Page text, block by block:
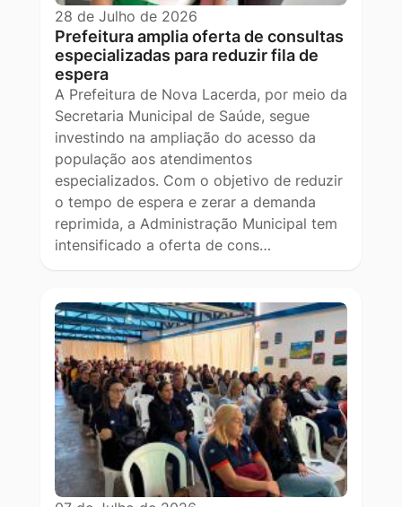
28 de Julho de 2026
Prefeitura amplia oferta de consultas
especializadas para reduzir fila de
espera
A Prefeitura de Nova Lacerda, por meio da
Secretaria Municipal de Saúde, segue
investindo na ampliação do acesso da
população aos atendimentos
especializados. Com o objetivo de reduzir
o tempo de espera e zerar a demanda
reprimida, a Administração Municipal tem
intensificado a oferta de cons…